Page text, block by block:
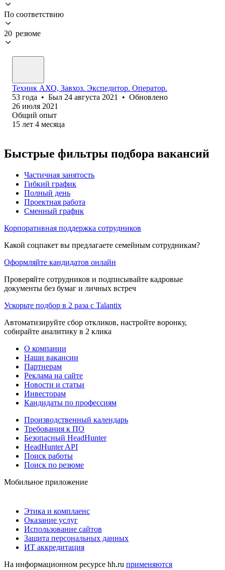
По соответствию
20 резюме
Техник АХО, Завхоз. Экспедитор. Оператор.
53 года • Был 24 августа 2021 • Обновлено
26 июля 2021
Общий опыт
15 лет 4 месяца
Быстрые фильтры подбора вакансий
Частичная занятость
Гибкий график
Полный день
Проектная работа
Сменный график
Корпоративная поддержка сотрудников
Какой соцпакет вы предлагаете семейным сотрудникам?
Оформляйте кандидатов онлайн
Проверяйте сотрудников и подписывайте кадровые
документы без бумаг и личных встреч
Ускорьте подбор в 2 раза с Talantix
Автоматизируйте сбор откликов, настройте воронку,
собирайте аналитику в 2 клика
О компании
Наши вакансии
Партнерам
Реклама на сайте
Новости и статьи
Инвесторам
Кандидаты по профессиям
Производственный календарь
Требования к ПО
Безопасный HeadHunter
HeadHunter API
Поиск работы
Поиск по резюме
Мобильное приложение
Этика и комплаенс
Оказание услуг
Использование сайтов
Защита персональных данных
ИТ аккредитация
На информационном ресурсе hh.ru применяются